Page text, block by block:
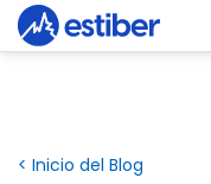
< Inicio del Blog